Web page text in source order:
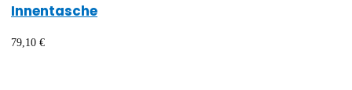
Innentasche
79,10 €